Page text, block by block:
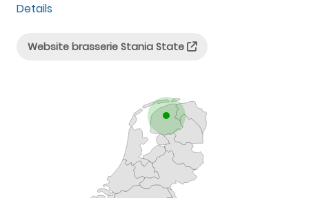
Details
Website brasserie Stania State